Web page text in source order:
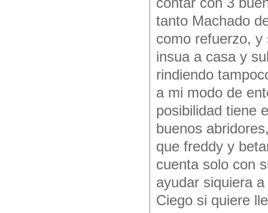
tanto Machado
como refuerzo, y
insua a casa y
rindiendo
a mi modo de
posibilidad tiene
buenos
que freddy y
cuenta solo con
ayudar siquiera
Ciego si quiere